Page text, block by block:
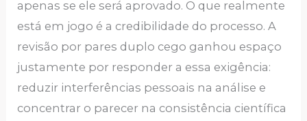
apenas se ele será aprovado. O que realmente
está em jogo é a credibilidade do processo. A
revisão por pares duplo cego ganhou espaço
justamente por responder a essa exigência:
reduzir interferências pessoais na análise e
concentrar o parecer na consistência científica